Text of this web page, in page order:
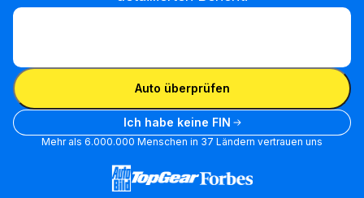
FIN eingeben
FIN eingeben
Auto überprüfen
Ich habe keine FIN
Mehr als 6.000.000 Menschen in 37 Ländern vertrauen uns